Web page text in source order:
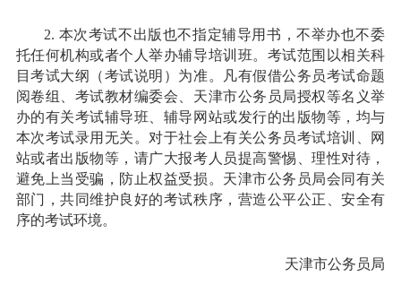
2. 本次考试不出版也不指定辅导用书，不举办也不委
托任何机构或者个人举办辅导培训班。考试范围以相关科
目考试大纲（考试说明）为准。凡有假借公务员考试命题
阅卷组、考试教材编委会、天津市公务员局授权等名义举
办的有关考试辅导班、辅导网站或发行的出版物等，均与
本次考试录用无关。对于社会上有关公务员考试培训、网
站或者出版物等，请广大报考人员提高警惕、理性对待，
避免上当受骗，防止权益受损。天津市公务员局会同有关
部门，共同维护良好的考试秩序，营造公平公正、安全有
序的考试环境。
天津市公务员局